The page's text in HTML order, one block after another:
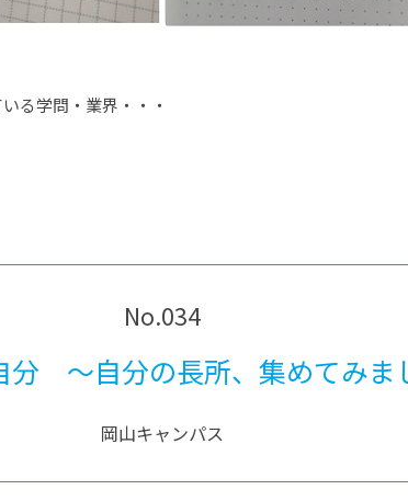
る学問・業界・・・
No.034
分 ～自分の長所、集めてみま
岡山キャンパス